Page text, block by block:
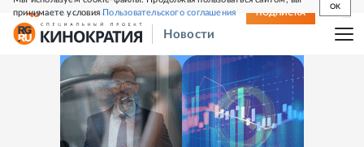
принимаете условияПользовательского соглашения
OK
СВЕЖИЙ НОМЕР ПОДПИСКА
Новости